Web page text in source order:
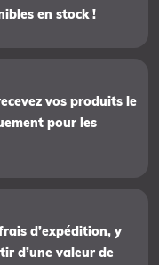
en stock !
vos produits le
pour les
d’expédition, y
d’une valeur de